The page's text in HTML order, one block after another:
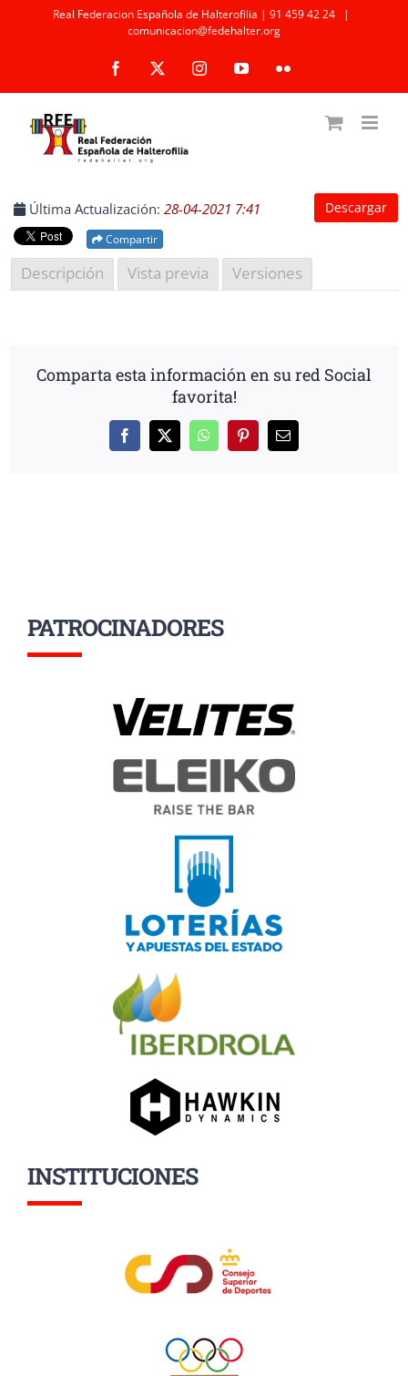
Real Federacion Española de Halterofilia | 91 459 42 24
|
comunicacion@fedehalter.org
Facebook InstagramYouTubeFlickr
Descargar
Última Actualización: 28-04-2021 7:41
Compartir
Descripción Vista previa Versiones
Comparta esta información en su red Social
favorita!
Facebook
X WhatsAppPinterestCorreo
PATROCINADORES
INSTITUCIONES